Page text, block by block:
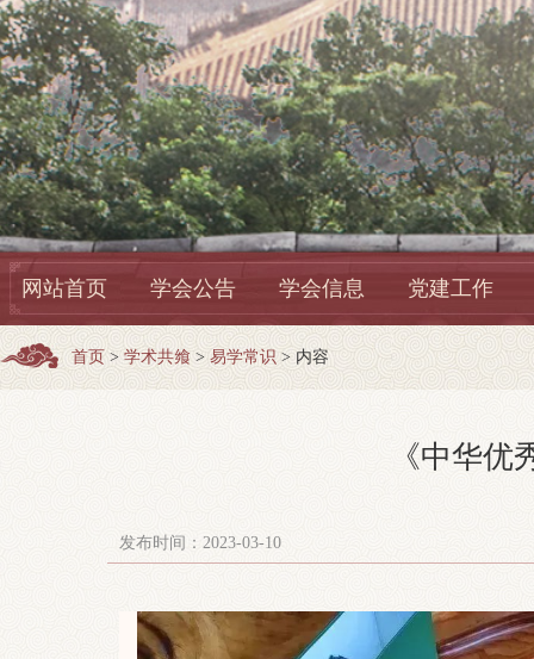
网站首页 学会公告 学会信息 党建工作
首页 >学术共飨 > 易学常识 > 内容
《中华
发布时间：2023-03-10